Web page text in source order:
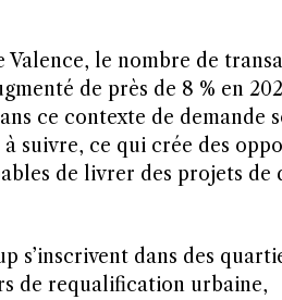
Valence, le nombre de
de près de 8 % en
ce contexte de demande
suivre, ce qui crée des
de livrer des projets de
s’inscrivent dans des
de requalification urbaine,